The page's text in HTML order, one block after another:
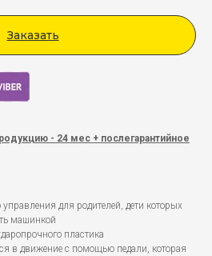
Заказать
- 24 мес + послегарантийное
для родителей, дети которых
машинкой
пластика
в движение с помощью педали, которая